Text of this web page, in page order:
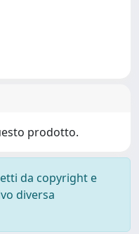
prodotto.
da copyright e
diversa